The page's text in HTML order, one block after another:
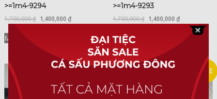
>=1m4-9294
1,700,000₫ 1,400,000 ₫
Mua Ngay
>=1m4-9293
1,700,000₫ 1,400,000 ₫
Mua Ngay
SALE SALE